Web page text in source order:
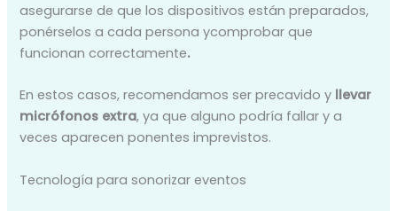
asegurarse de que los dispositivos están preparados,
ponérselos a cada persona ycomprobar que
funcionan correctamente.
En estos casos, recomendamos ser precavido y llevar
micrófonos extra, ya que alguno podría fallar y a
veces aparecen ponentes imprevistos.
Tecnología para sonorizar eventos